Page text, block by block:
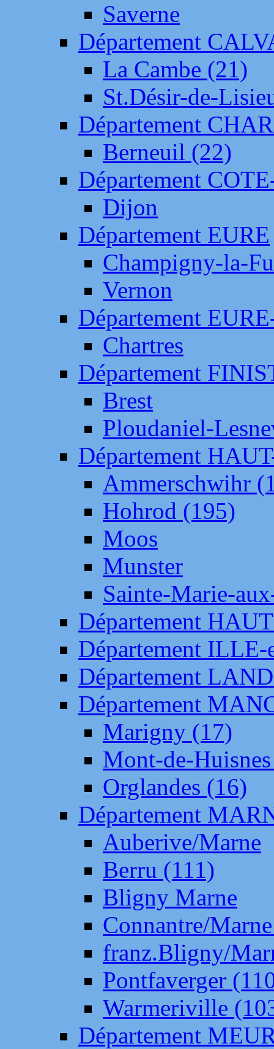
Saverne
Département
La Cambe (21)
St.Désir-de-
Département
Berneuil (22)
Département
Dijon
Département EURE
Champigny-la-
Vernon
Département
Chartres
Département
Brest
Ploudaniel-
Département
Ammerschwihr
Hohrod (195)
Moos
Munster
Sainte-Marie-
Département
Département
Département
Département
Marigny (17)
Mont-de-
Orglandes (16)
Département
Auberive/Marne
Berru (111)
Bligny Marne
Connantre/
franz.Bligny/
Pontfaverger
Warmeriville
Département